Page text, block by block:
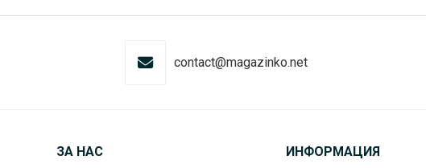
contact@magazinko.net
ЗА НАС ИНФОРМАЦИЯ